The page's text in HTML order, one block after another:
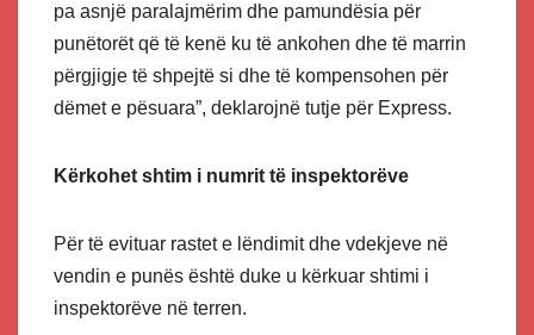
pa asnjë paralajmërim dhe pamundësia për
punëtorët që të kenë ku të ankohen dhe të marrin
përgjigje të shpejtë si dhe të kompensohen për
dëmet e pësuara”, deklarojnë tutje për Express.
Kërkohet shtim i numrit të inspektorëve
Për të evituar rastet e lëndimit dhe vdekjeve në
vendin e punës është duke u kërkuar shtimi i
inspektorëve në terren.